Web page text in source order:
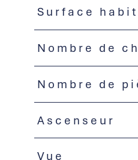
Surface
Nombre de
Nombre de
Ascenseur
Vue